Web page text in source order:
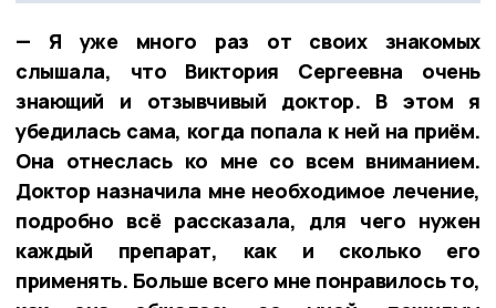
— Я уже много раз от своих знакомых
слышала, что Виктория Сергеевна очень
знающий и отзывчивый доктор. В этом я
убедилась сама, когда попала к ней на приём.
Она отнеслась ко мне со всем вниманием.
Доктор назначила мне необходимое лечение,
подробно всё рассказала, для чего нужен
каждый препарат, как и сколько его
применять. Больше всего мне понравилось то,